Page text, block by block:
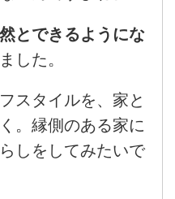
とできるようにな
した。
スタイルを、家と
。縁側のある家に
しをしてみたいで